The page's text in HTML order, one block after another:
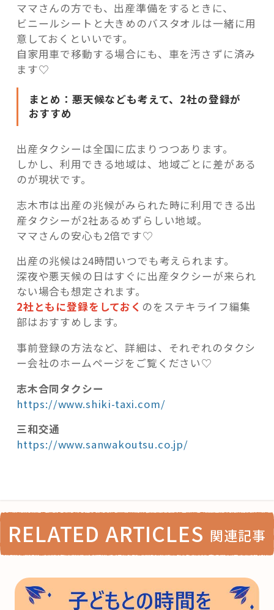
ママさんの方でも、出産準備をするときに、
ビニールシートと大きめのバスタオルは一緒に用
意しておくといいです。
自家用車で移動する場合にも、車を汚さずに済み
ます♡
まとめ：悪天候なども考えて、2社の登録が
おすすめ
出産タクシーは全国に広まりつつあります。
しかし、利用できる地域は、地域ごとに差がある
のが現状です。
志木市は出産の兆候がみられた時に利用できる出
産タクシーが2社あるめずらしい地域。
ママさんの安心も2倍です♡
出産の兆候は24時間いつでも考えられます。
深夜や悪天候の日はすぐに出産タクシーが来られ
ない場合も想定されます。
2社ともに登録をしておく のをステキライフ編集
部はおすすめします。
事前登録の方法など、詳細は、それぞれのタクシ
ー会社のホームページをご覧ください♡
志木合同タクシー
https://www.shiki-taxi.com/
三和交通
https://www.sanwakoutsu.co.jp/
RELATED ARTICLES 関連記事